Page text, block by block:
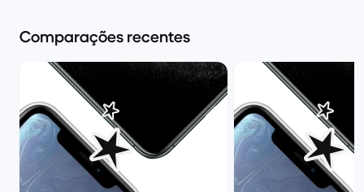
Comparações recentes